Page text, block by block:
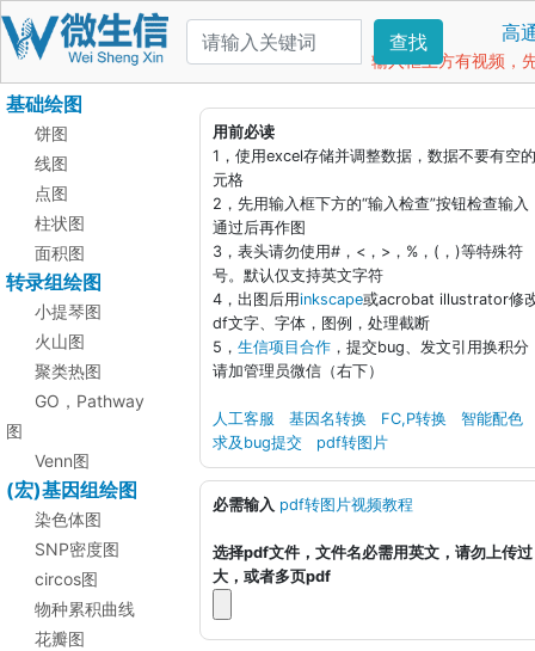
查找 高
输入框上方有视频，
基础绘图
饼图
线图
点图
柱状图
面积图
转录组绘图
小提琴图
火山图
聚类热图
GO，Pathway
图
Venn图
(宏)基因组绘图
染色体图
SNP密度图
circos图
物种累积曲线
花瓣图
用前必读
1，使用excel存储并调整数据，数据不要有空
元格
2，先用输入框下方的“输入检查”按钮检查输入
通过后再作图
3，表头请勿使用#，<，>，%，(，)等特殊符
号。默认仅支持英文字符
4，出图后用inkscape或acrobat illustrator修
df文字、字体，图例，处理截断
5， 生信项目合作 ，提交bug、发文引用换积分
请加管理员微信（右下）
人工客服 基因名转换 FC,P转换
智能配色
求及bug提交
pdf转图片
必需输入 pdf转图片视频教程
选择pdf文件，文件名必需用英文，请勿上传过
大，或者多页pdf